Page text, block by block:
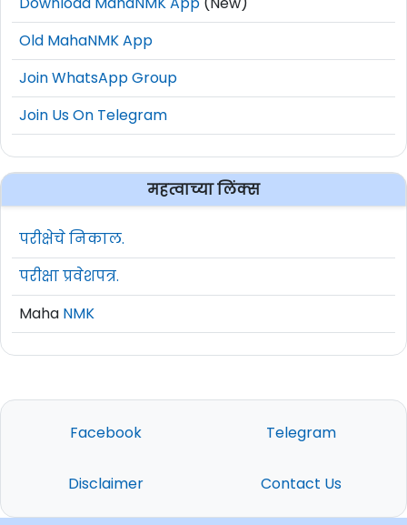
Old MahaNMK App
Join WhatsApp Group
Join Us On Telegram
महत्वाच्या लिंक्स
परीक्षेचे निकाल.
परीक्षा प्रवेशपत्र.
Maha NMK
Facebook Telegram
Disclaimer Contact Us